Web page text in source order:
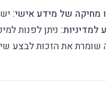
מחיקה של מידע אישי:
למדיניות: ניתן לפנות
את הזכות לבצע